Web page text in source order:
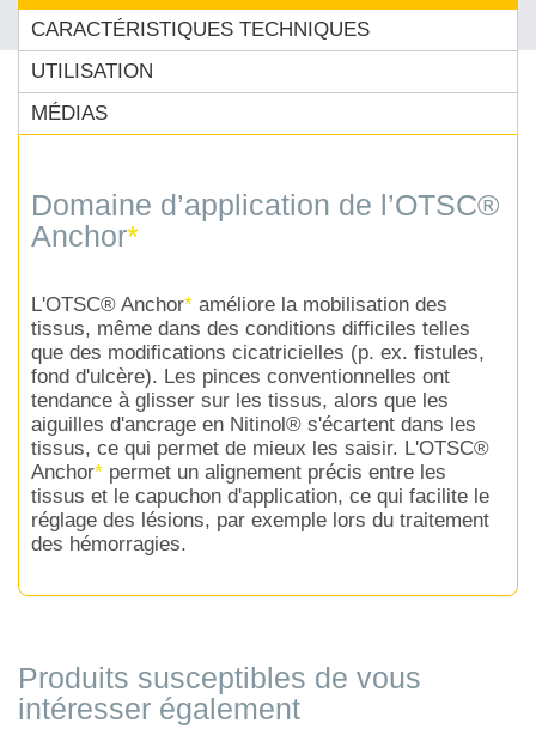
CARACTÉRISTIQUES TECHNIQUES
UTILISATION
MÉDIAS
Domaine d’application de l’OTSC®
Anchor*
L'OTSC® Anchor* améliore la mobilisation des
tissus, même dans des conditions difficiles telles
que des modifications cicatricielles (p. ex. fistules,
fond d'ulcère). Les pinces conventionnelles ont
tendance à glisser sur les tissus, alors que les
aiguilles d'ancrage en Nitinol® s'écartent dans les
tissus, ce qui permet de mieux les saisir. L'OTSC®
Anchor* permet un alignement précis entre les
tissus et le capuchon d'application, ce qui facilite le
réglage des lésions, par exemple lors du traitement
des hémorragies.
Produits susceptibles de vous
intéresser également